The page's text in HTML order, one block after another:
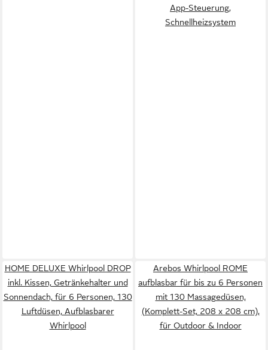
App-Steuerung,
Schnellheizsystem
HOME DELUXE Whirlpool DROP
inkl. Kissen, Getränkehalter und
Sonnendach, für 6 Personen, 130
Luftdüsen, Aufblasbarer
Whirlpool
Arebos Whirlpool ROME
aufblasbar für bis zu 6 Personen
mit 130 Massagedüsen,
(Komplett-Set, 208 x 208 cm),
für Outdoor & Indoor